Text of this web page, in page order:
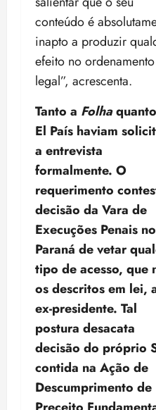
conteúdo é
inapto a produzir
efeito no ordenamento
legal”, acrescenta.
Tanto a Folha
El País haviam
a entrevista
formalmente. O
requerimento
decisão da Vara de
Execuções Penais no
Paraná de vetar
tipo de acesso, que
os descritos em lei,
ex-presidente. Tal
postura desacata
decisão do próprio
contida na Ação de
Descumprimento de